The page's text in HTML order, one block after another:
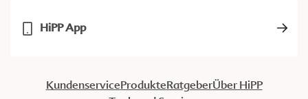
HiPP App
KundenserviceProdukteRatgeberÜber HiPP